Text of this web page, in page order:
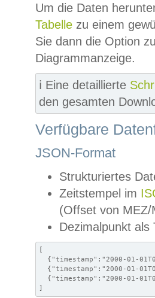
Um die Daten
Tabelle zu einem
Sie dann die Option
Diagrammanzeige.
ℹ️ Eine detaillierte
den gesamten
Verfügbare
JSON-Format
Strukturiertes
Zeitstempel im
(Offset von MEZ/
Dezimalpunkt als
[
{"timestamp":"2000-01-
{"timestamp":"2000-01-
{"timestamp":"2000-01-
]